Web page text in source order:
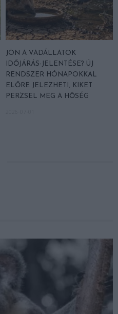
JÖN A VADÁLLATOK
IDŐJÁRÁS-JELENTÉSE? ÚJ
RENDSZER HÓNAPOKKAL
ELŐRE JELEZHETI, KIKET
PERZSEL MEG A HŐSÉG